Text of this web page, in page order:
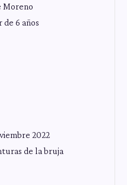
Moreno
de 6 años
2022
de la bruja